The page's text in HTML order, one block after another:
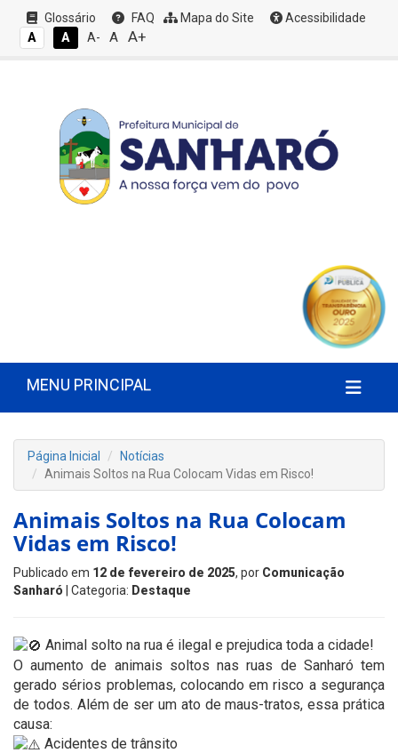
Glossário FAQ Mapa do Site
Acessibilidade
A
A A- A A+
MENU PRINCIPAL
Página Inicial
Notícias
Animais Soltos na Rua Colocam Vidas em Risco!
Animais Soltos na Rua Colocam
Vidas em Risco!
Publicado em 12 de fevereiro de 2025, por Comunicação
Sanharó | Categoria: Destaque
Animal solto na rua é ilegal e prejudica toda a cidade!
O aumento de animais soltos nas ruas de Sanharó tem
gerado sérios problemas, colocando em risco a segurança
de todos. Além de ser um ato de maus-tratos, essa prática
causa:
Acidentes de trânsito